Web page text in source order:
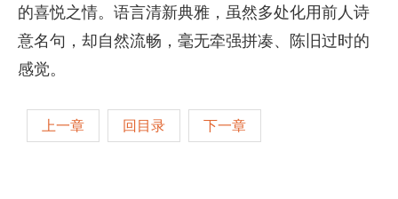
的喜悦之情。语言清新典雅，虽然多处化用前人诗
意名句，却自然流畅，毫无牵强拼凑、陈旧过时的
感觉。
上一章 回目录 下一章